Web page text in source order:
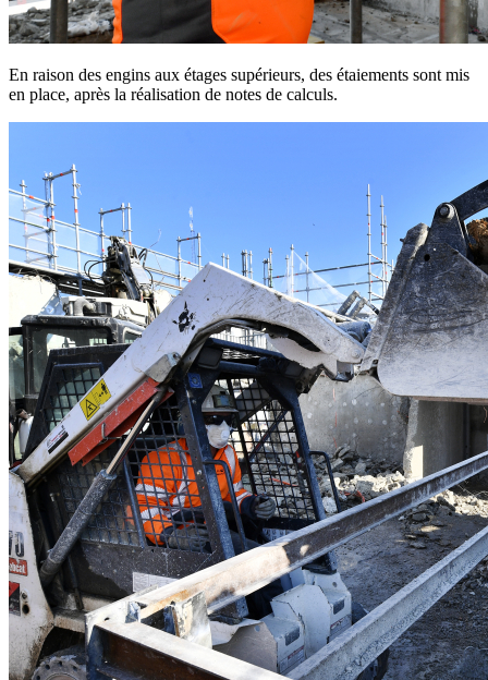
En raison des engins aux étages supérieurs, des étaiements sont mis
en place, après la réalisation de notes de calculs.